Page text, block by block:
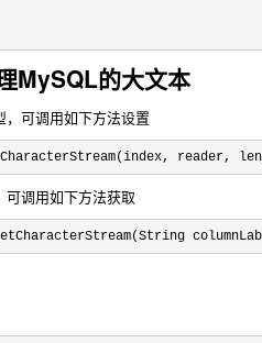
MySQL的大文本
可调用如下方法设置
reader,
调用如下方法获取